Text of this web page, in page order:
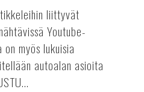
liittyvät
Youtube-
myös lukuisia
autoalan asioita